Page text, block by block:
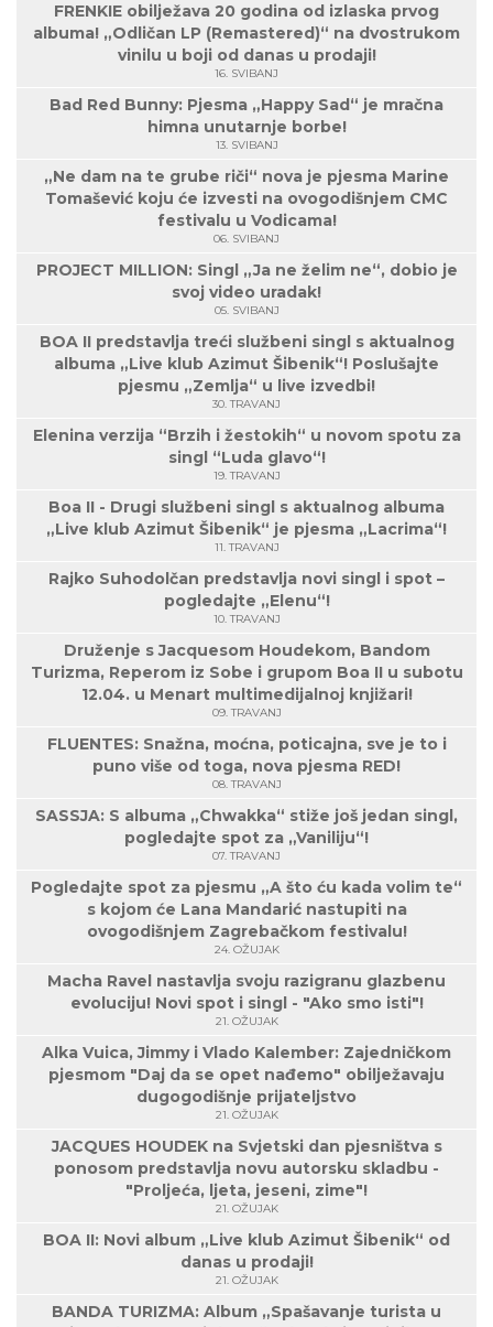
FRENKIE obilježava 20 godina od izlaska prvog
albuma! „Odličan LP (Remastered)“ na dvostrukom
vinilu u boji od danas u prodaji!
16. SVIBANJ
Bad Red Bunny: Pjesma „Happy Sad“ je mračna
himna unutarnje borbe!
13. SVIBANJ
„Ne dam na te grube riči“ nova je pjesma Marine
Tomašević koju će izvesti na ovogodišnjem CMC
festivalu u Vodicama!
06. SVIBANJ
PROJECT MILLION: Singl „Ja ne želim ne“, dobio je
svoj video uradak!
05. SVIBANJ
BOA II predstavlja treći službeni singl s aktualnog
albuma „Live klub Azimut Šibenik“! Poslušajte
pjesmu „Zemlja“ u live izvedbi!
30. TRAVANJ
Elenina verzija “Brzih i žestokih“ u novom spotu za
singl “Luda glavo“!
19. TRAVANJ
Boa II - Drugi službeni singl s aktualnog albuma
„Live klub Azimut Šibenik“ je pjesma „Lacrima“!
11. TRAVANJ
Rajko Suhodolčan predstavlja novi singl i spot –
pogledajte „Elenu“!
10. TRAVANJ
Druženje s Jacquesom Houdekom, Bandom
Turizma, Reperom iz Sobe i grupom Boa II u subotu
12.04. u Menart multimedijalnoj knjižari!
09. TRAVANJ
FLUENTES: Snažna, moćna, poticajna, sve je to i
puno više od toga, nova pjesma RED!
08. TRAVANJ
SASSJA: S albuma „Chwakka“ stiže još jedan singl,
pogledajte spot za „Vaniliju“!
07. TRAVANJ
Pogledajte spot za pjesmu „A što ću kada volim te“
s kojom će Lana Mandarić nastupiti na
ovogodišnjem Zagrebačkom festivalu!
24. OŽUJAK
Macha Ravel nastavlja svoju razigranu glazbenu
evoluciju! Novi spot i singl - "Ako smo isti"!
21. OŽUJAK
Alka Vuica, Jimmy i Vlado Kalember: Zajedničkom
pjesmom "Daj da se opet nađemo" obilježavaju
dugogodišnje prijateljstvo
21. OŽUJAK
JACQUES HOUDEK na Svjetski dan pjesništva s
ponosom predstavlja novu autorsku skladbu -
"Proljeća, ljeta, jeseni, zime"!
21. OŽUJAK
BOA II: Novi album „Live klub Azimut Šibenik“ od
danas u prodaji!
21. OŽUJAK
BANDA TURIZMA: Album „Spašavanje turista u